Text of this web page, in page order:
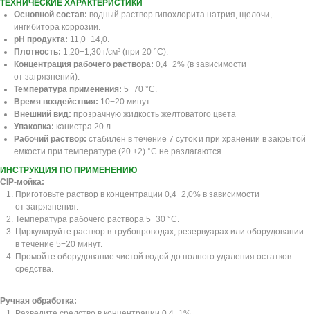
ТЕХНИЧЕСКИЕ ХАРАКТЕРИСТИКИ
Основной состав: водный раствор гипохлорита натрия, щелочи,
ингибитора коррозии.
рН продукта: 11,0−14,0.
Плотность: 1,20−1,30 г/см³ (при 20 °C).
Концентрация рабочего раствора: 0,4−2% (в зависимости
от загрязнений).
Температура применения: 5−70 °C.
Время воздействия: 10−20 минут.
Внешний вид: прозрачную жидкость желтоватого цвета
Упаковка: канистра 20 л.
Рабочий раствор: стабилен в течение 7 суток и при хранении в закрытой
емкости при температуре (20 ±2) °С не разлагаются.
ИНСТРУКЦИЯ ПО ПРИМЕНЕНИЮ
CIP-мойка:
Приготовьте раствор в концентрации 0,4−2,0% в зависимости
от загрязнения.
Температура рабочего раствора 5−30 °C.
Циркулируйте раствор в трубопроводах, резервуарах или оборудовании
в течение 5−20 минут.
Промойте оборудование чистой водой до полного удаления остатков
средства.
Ручная обработка: